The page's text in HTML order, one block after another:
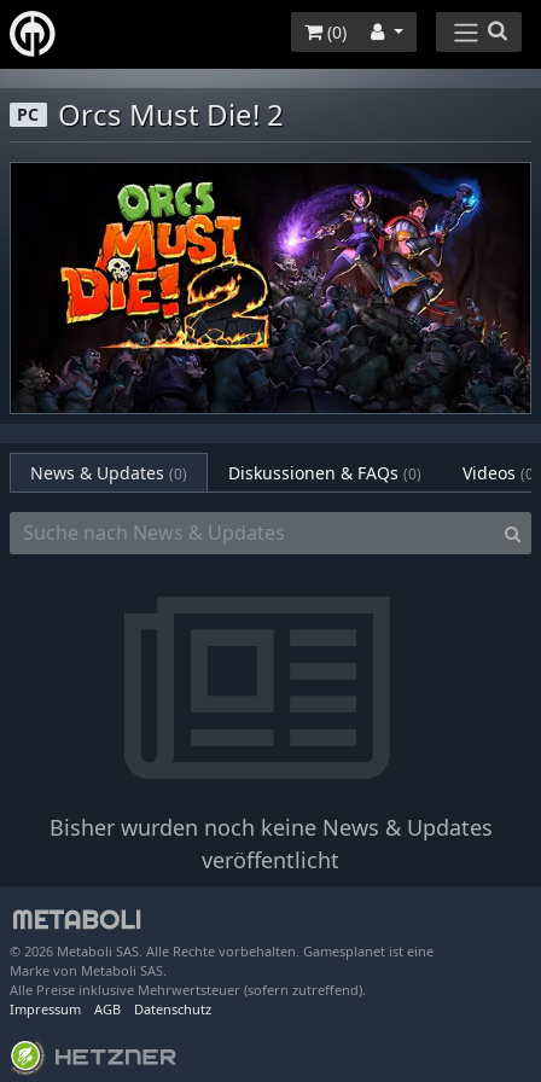
(0)
PC Orcs Must Die! 2
News & Updates (0) Diskussionen & FAQs (0) Videos (0)
Bisher wurden noch keine News & Updates
veröffentlicht
© 2026 Metaboli SAS. Alle Rechte vorbehalten. Gamesplanet ist eine
Marke von Metaboli SAS.
Alle Preise inklusive Mehrwertsteuer (sofern zutreffend).
Impressum
AGB Datenschutz